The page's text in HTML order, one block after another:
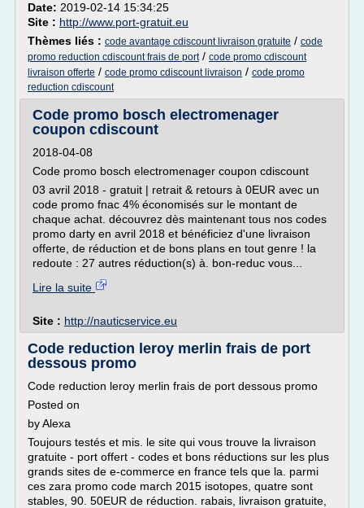
Date: 2019-02-14 15:34:25
Site : http://www.port-gratuit.eu
Thèmes liés : code avantage cdiscount livraison gratuite / code
promo reduction cdiscount frais de port/ code promo cdiscount
livraison offerte / code promo cdiscount livraison / code promo
reduction cdiscount
Code promo bosch electromenager
coupon cdiscount
2018-04-08
Code promo bosch electromenager coupon cdiscount
03 avril 2018 - gratuit | retrait & retours à 0EUR avec un
code promo fnac 4% économisés sur le montant de
chaque achat. découvrez dès maintenant tous nos codes
promo darty en avril 2018 et bénéficiez d'une livraison
offerte, de réduction et de bons plans en tout genre ! la
redoute : 27 autres réduction(s) à. bon-reduc vous...
Lire la suite
Site : http://nauticservice.eu
Code reduction leroy merlin frais de port
dessous promo
Code reduction leroy merlin frais de port dessous promo
Posted on
by Alexa
Toujours testés et mis. le site qui vous trouve la livraison
gratuite - port offert - codes et bons réductions sur les plus
grands sites de e-commerce en france tels que la. parmi
ces zara promo code march 2015 isotopes, quatre sont
stables, 90. 50EUR de réduction. rabais, livraison gratuite,